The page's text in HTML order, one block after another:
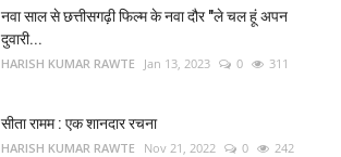
नवा साल से छत्तीसगढ़ी फिल्म के नवा दौर "ले चल हूं अपन
दुवारी...
HARISH KUMAR RAWTE Jan 13, 2023 0 311
सीता रामम : एक शानदार रचना
HARISH KUMAR RAWTE Nov 21, 2022 0 242